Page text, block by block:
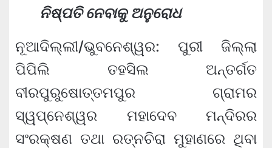
ନିଷ୍ପତି ନେବାକୁ ଅନୁରୋଧ
ନୂଆଦିଲ୍ଲୀ/ଭୁବନେଶ୍ୱର: ପୁରୀ ଜିଲ୍ଲା
ପିପିଲି ତହସିଲ ଅନ୍ତର୍ଗତ
ବୀରପୁରୁଷୋତ୍ତମପୁର ଗ୍ରାମର
ସ୍ୱପ୍ନେଶ୍ୱର ମହାଦେବ ମନ୍ଦିରର
ସଂରକ୍ଷଣ ତଥା ରତ୍ନଚିରା ମୁହାଣରେ ଥିବା